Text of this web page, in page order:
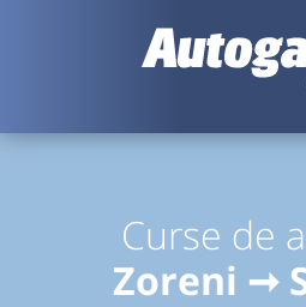
Curse de
Zoreni ➞